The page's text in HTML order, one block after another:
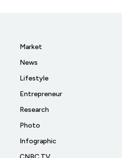
Market
News
Lifestyle
Entrepreneur
Research
Photo
Infographic